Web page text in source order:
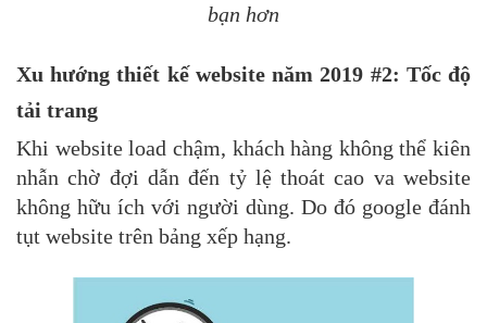
bạn hơn
Xu hướng thiết kế website năm 2019 #2: Tốc độ
tải trang
Khi website load chậm, khách hàng không thể kiên
nhẫn chờ đợi dẫn đến tỷ lệ thoát cao va website
không hữu ích với người dùng. Do đó google đánh
tụt website trên bảng xếp hạng.